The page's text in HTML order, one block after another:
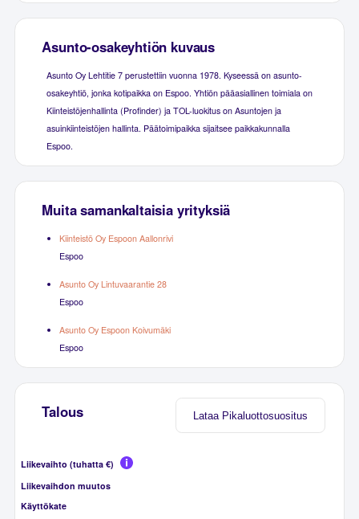
Asunto-osakeyhtiön kuvaus
Asunto Oy Lehtitie 7 perustettiin vuonna 1978. Kyseessä on asunto-
osakeyhtiö, jonka kotipaikka on Espoo. Yhtiön pääasiallinen toimiala on
Kiinteistöjenhallinta (Profinder) ja TOL-luokitus on Asuntojen ja
asuinkiinteistöjen hallinta. Päätoimipaikka sijaitsee paikkakunnalla
Espoo.
Muita samankaltaisia yrityksiä
Kiinteistö Oy Espoon Aallonrivi
Espoo
Asunto Oy Lintuvaarantie 28
Espoo
Asunto Oy Espoon Koivumäki
Espoo
Lataa Pikaluottosuositus
Talous
Liikevaihto (tuhatta €)
Liikevaihdon muutos
Käyttökate